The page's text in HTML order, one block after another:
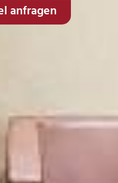
anfragen